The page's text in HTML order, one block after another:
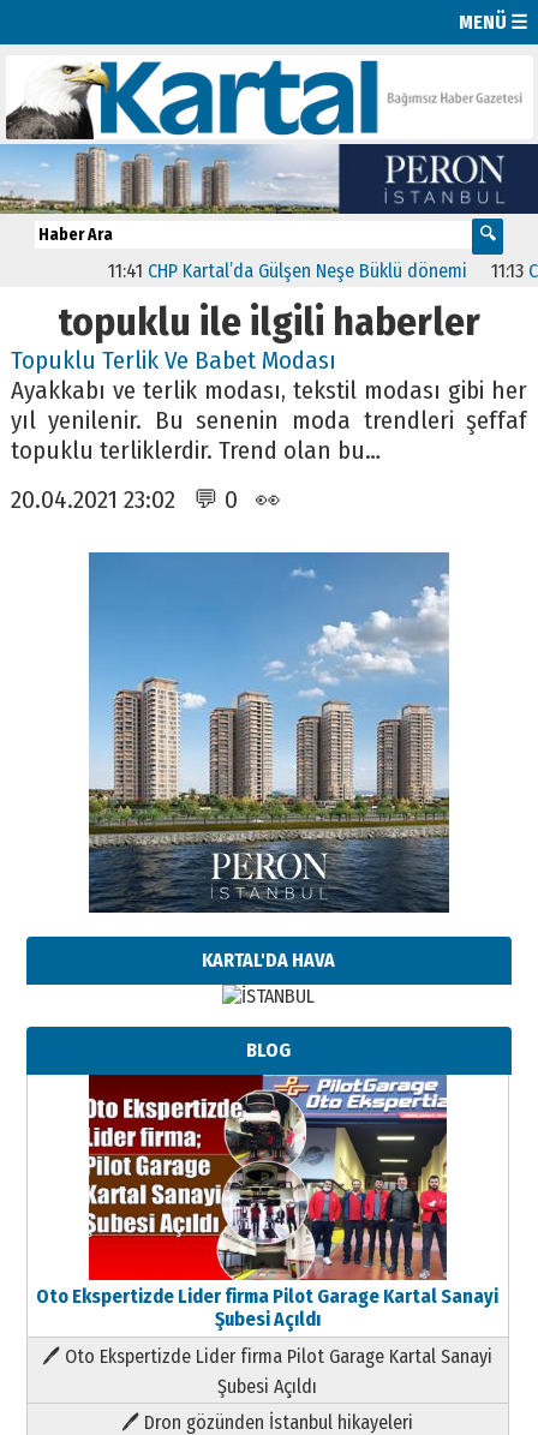
MENÜ ☰
11:41 CHP Kartal’da Gülşen Neşe Büklü dönemi 11:13
topuklu ile ilgili haberler
Topuklu Terlik Ve Babet Modası
Ayakkabı ve terlik modası, tekstil modası gibi her
yıl yenilenir. Bu senenin moda trendleri şeffaf
topuklu terliklerdir. Trend olan bu…
20.04.2021 23:02 💬 0 👀
KARTAL'DA HAVA
BLOG
Oto Ekspertizde Lider firma Pilot Garage Kartal Sanayi
Şubesi Açıldı
🖊 Oto Ekspertizde Lider firma Pilot Garage Kartal Sanayi
Şubesi Açıldı
🖊 Dron gözünden İstanbul hikayeleri